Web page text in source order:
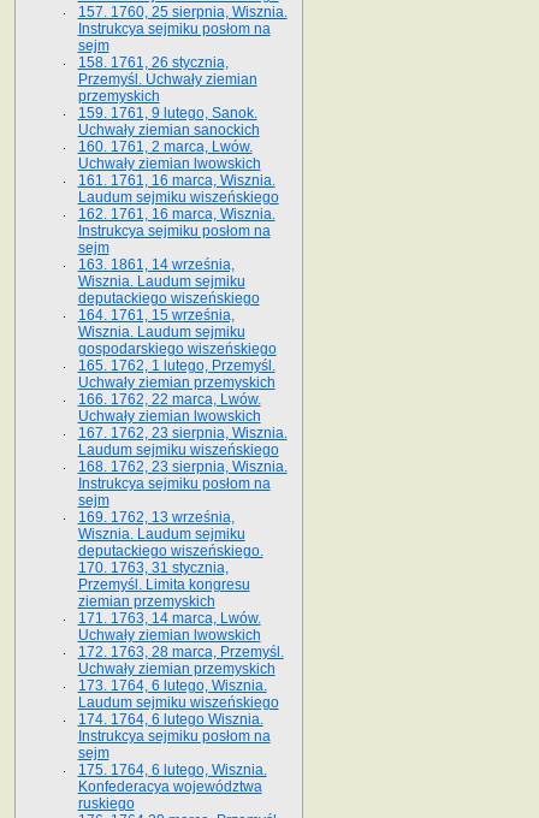
157. 1760, 25 sierpnia, Wisznia.
Instrukcya sejmiku posłom na
sejm
158. 1761, 26 stycznia,
Przemyśl. Uchwały ziemian
przemyskich
159. 1761, 9 lutego, Sanok.
Uchwały ziemian sanockich
160. 1761, 2 marca, Lwów.
Uchwały ziemian lwowskich
161. 1761, 16 marca, Wisznia.
Laudum sejmiku wiszeńskiego
162. 1761, 16 marca, Wisznia.
Instrukcya sejmiku posłom na
sejm
163. 1861, 14 września,
Wisznia. Laudum sejmiku
deputackiego wiszeńskiego
164. 1761, 15 września,
Wisznia. Laudum sejmiku
gospodarskiego wiszeńskiego
165. 1762, 1 lutego, Przemyśl.
Uchwały ziemian przemyskich
166. 1762, 22 marca, Lwów.
Uchwały ziemian lwowskich
167. 1762, 23 sierpnia, Wisznia.
Laudum sejmiku wiszeńskiego
168. 1762, 23 sierpnia, Wisznia.
Instrukcya sejmiku posłom na
sejm
169. 1762, 13 września,
Wisznia. Laudum sejmiku
deputackiego wiszeńskiego.
170. 1763, 31 stycznia,
Przemyśl. Limita kongresu
ziemian przemyskich
171. 1763, 14 marca, Lwów.
Uchwały ziemian lwowskich
172. 1763, 28 marca, Przemyśl.
Uchwały ziemian przemyskich
173. 1764, 6 lutego, Wisznia.
Laudum sejmiku wiszeńskiego
174. 1764, 6 lutego Wisznia.
Instrukcya sejmiku posłom na
sejm
175. 1764, 6 lutego, Wisznia.
Konfederacya województwa
ruskiego